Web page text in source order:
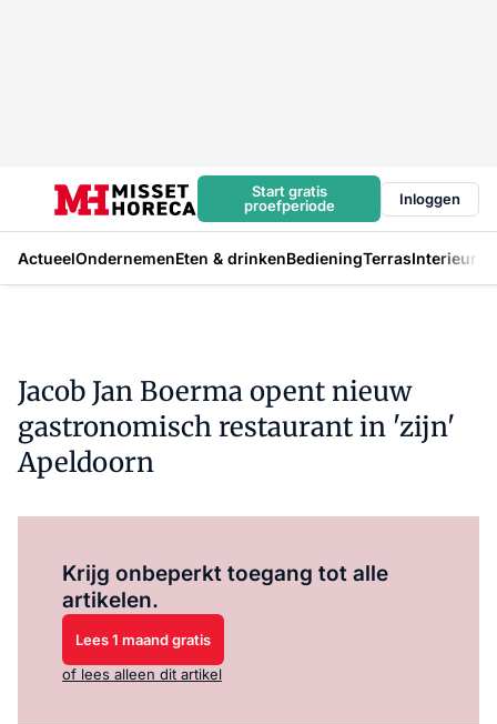
Start gratis
proefperiode
Inloggen
ActueelOndernemenEten & drinkenBedieningTerrasInterieur
Jacob Jan Boerma opent nieuw
gastronomisch restaurant in 'zijn'
Apeldoorn
Krijg onbeperkt toegang tot alle
artikelen.
Lees 1 maand gratis
of lees alleen dit artikel